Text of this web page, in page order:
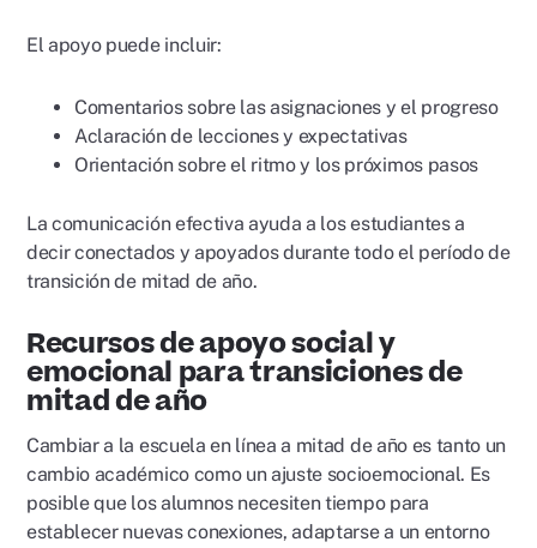
El apoyo puede incluir:
Comentarios sobre las asignaciones y el progreso
Aclaración de lecciones y expectativas
Orientación sobre el ritmo y los próximos pasos
La comunicación efectiva ayuda a los estudiantes a
decir conectados y apoyados durante todo el período de
transición de mitad de año.
Recursos de apoyo social y
emocional para transiciones de
mitad de año
Cambiar a la escuela en línea a mitad de año es tanto un
cambio académico como un ajuste socioemocional. Es
posible que los alumnos necesiten tiempo para
establecer nuevas conexiones, adaptarse a un entorno